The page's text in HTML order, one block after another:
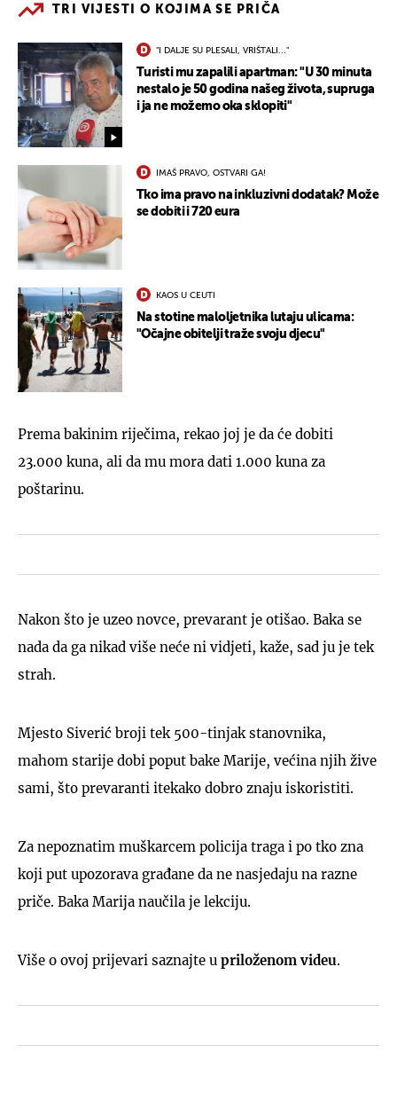
TRI VIJESTI O KOJIMA SE PRIČA
"I DALJE SU PLESALI, VRIŠTALI..."
Turisti mu zapalili apartman: "U 30 minuta
nestalo je 50 godina našeg života, supruga
i ja ne možemo oka sklopiti"
IMAŠ PRAVO, OSTVARI GA!
Tko ima pravo na inkluzivni dodatak? Može
se dobiti i 720 eura
KAOS U CEUTI
Na stotine maloljetnika lutaju ulicama:
"Očajne obitelji traže svoju djecu"
Prema bakinim riječima, rekao joj je da će dobiti
23.000 kuna, ali da mu mora dati 1.000 kuna za
poštarinu.
Nakon što je uzeo novce, prevarant je otišao. Baka se
nada da ga nikad više neće ni vidjeti, kaže, sad ju je tek
strah.
Mjesto Siverić broji tek 500-tinjak stanovnika,
mahom starije dobi poput bake Marije, većina njih žive
sami, što prevaranti itekako dobro znaju iskoristiti.
Za nepoznatim muškarcem policija traga i po tko zna
koji put upozorava građane da ne nasjedaju na razne
priče. Baka Marija naučila je lekciju.
Više o ovoj prijevari saznajte u priloženom videu.